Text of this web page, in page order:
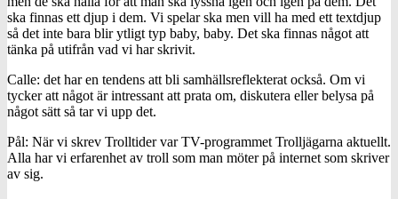
ska finnas ett djup i dem. Vi spelar ska men vill ha med ett textdjup
så det inte bara blir ytligt typ baby, baby. Det ska finnas något att
tänka på utifrån vad vi har skrivit.
Calle: det har en tendens att bli samhällsreflekterat också. Om vi
tycker att något är intressant att prata om, diskutera eller belysa på
något sätt så tar vi upp det.
Pål: När vi skrev Trolltider var TV-programmet Trolljägarna aktuellt.
Alla har vi erfarenhet av troll som man möter på internet som skriver
av sig.